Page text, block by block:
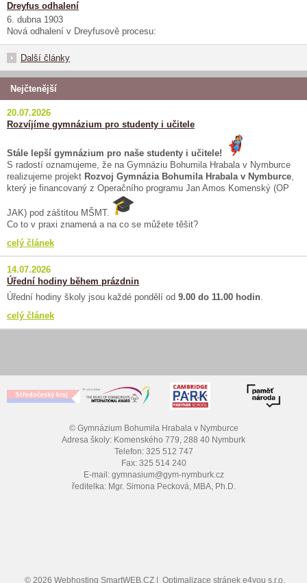
Dreyfus odhalení
6. dubna 1903
Nová odhalení v Dreyfusově procesu:
Další články
Nejčtenější
20.07.2026
Rozvíjíme gymnázium pro studenty i učitele
Stále lepší gymnázium pro naše studenty i učitele!
S radostí oznamujeme, že na Gymnáziu Bohumila Hrabala v Nymburce
realizujeme projekt Rozvoj Gymnázia Bohumila Hrabala v Nymburce,
který je financovaný z Operačního programu Jan Amos Komenský (OP
JAK) pod záštitou MŠMT.
Co to v praxi znamená a na co se můžete těšit?
celý článek
14.07.2026
Úřední hodiny během prázdnin
Úřední hodiny školy jsou každé pondělí od 9.00 do 11.00 hodin.
celý článek
© Gymnázium Bohumila Hrabala v Nymburce
Adresa školy: Komenského 779, 288 40 Nymburk
Telefon: 325 512 747
Fax: 325 514 240
E-mail: gymnasium@gym-nymburk.cz
ředitelka: Mgr. Simona Pecková, MBA, Ph.D.
© 2026 Webhosting SmartWEB.CZ | Optimalizace stráneke4you s.r.o.